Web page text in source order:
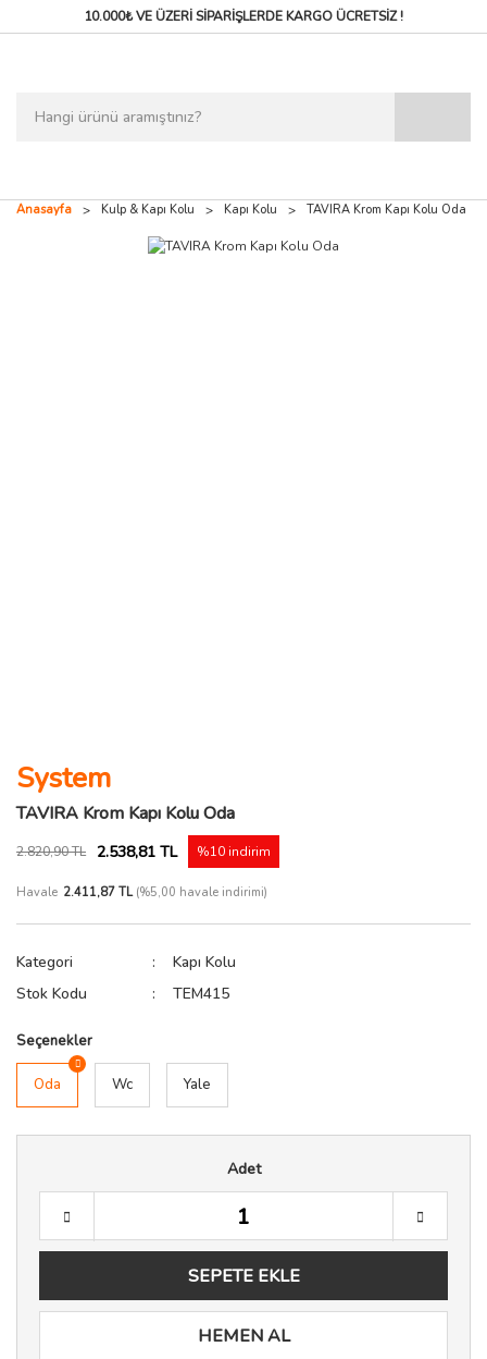
10.000₺ VE ÜZERİ SİPARİŞLERDEKARGO ÜCRETSİZ !
Anasayfa Kulp & Kapı Kolu Kapı Kolu TAVIRA Krom Kapı Kolu Oda
System
TAVIRA Krom Kapı Kolu Oda
2.820,90 TL 2.538,81 TL %10 indirim
Havale 2.411,87 TL(%5,00 havale indirimi)
Kategori
Kapı Kolu
Stok Kodu
TEM415
Seçenekler
Oda Wc Yale
Adet
SEPETE EKLE
HEMEN AL